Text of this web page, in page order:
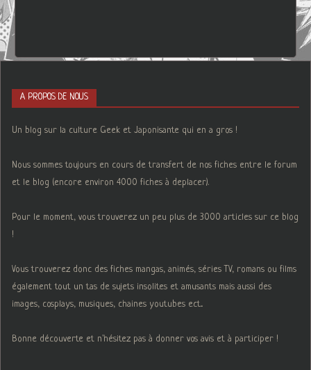
A PROPOS DE NOUS
Un blog sur la culture Geek et Japonisante qui en a gros !
Nous sommes toujours en cours de transfert de nos fiches entre le forum
et le blog (encore environ 4000 fiches à deplacer).
Pour le moment, vous trouverez un peu plus de 3000 articles sur ce blog
!
Vous trouverez donc des fiches mangas, animés, séries TV, romans ou films
également tout un tas de sujets insolites et amusants mais aussi des
images, cosplays, musiques, chaines youtubes ect...
Bonne découverte et n'hésitez pas à donner vos avis et à participer !